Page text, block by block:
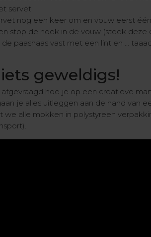
servet.
nog een keer om en vouw eerst
stop de hoek in de vouw (steek deze
de paashaas vast met een lint en …
geweldigs!
hoe je op een creatieve
je alles uitleggen aan de hand van
we alle mokken in polystyreen